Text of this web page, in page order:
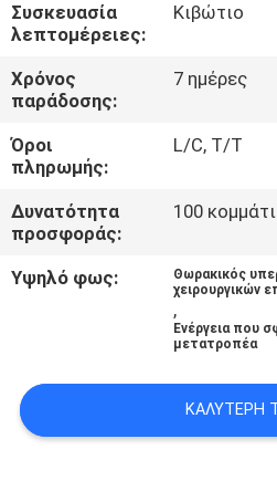
ΕΛΆΤΕ
ΣΕ
ΕΠΑΦΉ
ΜΕ
ΖΗΤΉΣΤΕ
ΈΝΑ
ΑΠΌΣΠΑΣΜΑ
PRIVACY
Συσκευασία
λεπτομέρειες:
Κιβώτιο
Χρόνος
παράδοσης:
7 ημέρες
Όροι
πληρωμής:
L/C, T/T
Δυνατότητα
προσφοράς:
100
Υψηλό φως:
Θωρακικός
χειρουργικών
,
Ενέργεια που
μετατροπέα
ΚΑΛΎΤΕΡΗ